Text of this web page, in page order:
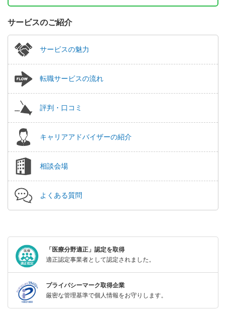
サービスのご紹介
サービスの魅力
転職サービスの流れ
評判・口コミ
キャリアアドバイザーの紹介
相談会場
よくある質問
「医療分野適正」認定を取得
適正認定事業者として認定されました。
プライバシーマーク取得企業
厳密な管理基準で個人情報をお守りします。